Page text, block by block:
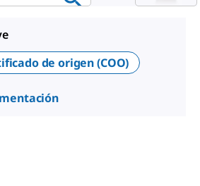
de origen (COO)